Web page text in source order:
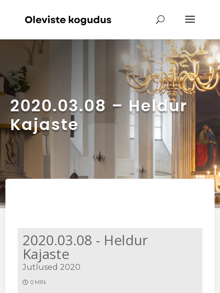
2020.03.08 – Heldur
Kajaste
2020.03.08 - Heldur
Kajaste
Jutlused 2020
0 MIN.